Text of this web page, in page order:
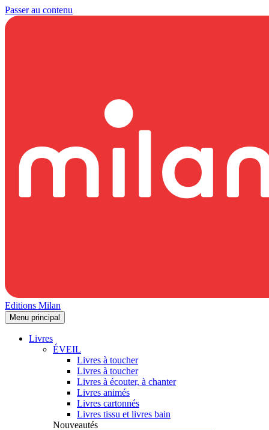
Passer au contenu
Editions Milan
Menu principal
Livres
ÉVEIL
Livres à toucher
Livres à toucher
Livres à écouter, à chanter
Livres animés
Livres cartonnés
Livres tissu et livres bain
Nouveautés